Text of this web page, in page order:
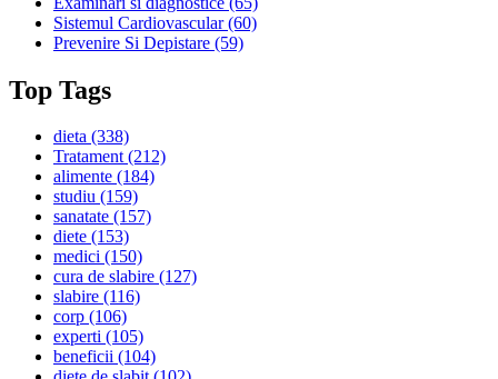
Sistemul Cardiovascular(60)
Prevenire Si Depistare (59)
Top Tags
dieta (338)
Tratament(212)
alimente (184)
studiu (159)
sanatate (157)
diete (153)
medici (150)
cura de slabire (127)
slabire (116)
corp (106)
experti (105)
beneficii (104)